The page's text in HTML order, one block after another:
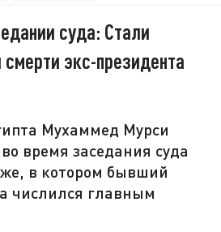
суда: Стали
экс-президента
Мухаммед Мурси
время заседания суда
в котором бывший
числился главным